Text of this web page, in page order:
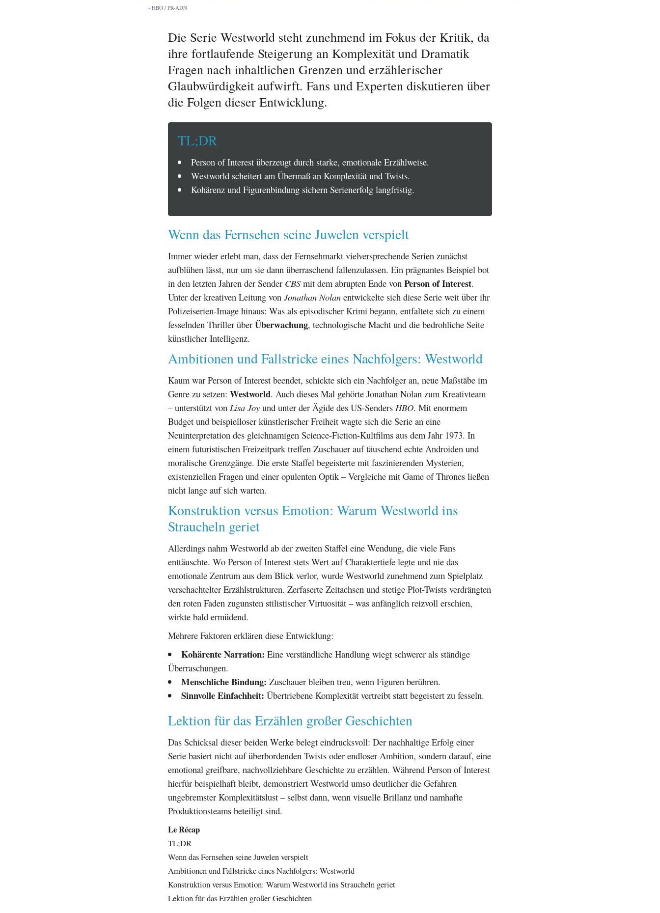
HBO / PR-ADN
Die Serie Westworld steht zunehmend im Fokus der Kritik, da
ihre fortlaufende Steigerung an Komplexität und Dramatik
Fragen nach inhaltlichen Grenzen und erzählerischer
Glaubwürdigkeit aufwirft. Fans und Experten diskutieren über
die Folgen dieser Entwicklung.
TL;DR
Person of Interest überzeugt durch starke, emotionale Erzählweise.
Westworld scheitert am Übermaß an Komplexität und Twists.
Kohärenz und Figurenbindung sichern Serienerfolg langfristig.
Wenn das Fernsehen seine Juwelen verspielt
Immer wieder erlebt man, dass der Fernsehmarkt vielversprechende Serien zunächst
aufblühen lässt, nur um sie dann überraschend fallenzulassen. Ein prägnantes Beispiel bot
in den letzten Jahren der Sender CBSmit dem abrupten Ende von Person of Interest.
Unter der kreativen Leitung von Jonathan Nolan entwickelte sich diese Serie weit über ihr
Polizeiserien-Image hinaus: Was als episodischer Krimi begann, entfaltete sich zu einem
fesselnden Thriller über Überwachung, technologische Macht und die bedrohliche Seite
künstlicher Intelligenz.
Ambitionen und Fallstricke eines Nachfolgers: Westworld
Kaum war Person of Interest beendet, schickte sich ein Nachfolger an, neue Maßstäbe im
Genre zu setzen: Westworld. Auch dieses Mal gehörte Jonathan Nolan zum Kreativteam
– unterstützt von Lisa Joy und unter der Ägide des US-Senders HBO. Mit enormem
Budget und beispielloser künstlerischer Freiheit wagte sich die Serie an eine
Neuinterpretation des gleichnamigen Science-Fiction-Kultfilms aus dem Jahr 1973. In
einem futuristischen Freizeitpark treffen Zuschauer auf täuschend echte Androiden und
moralische Grenzgänge. Die erste Staffel begeisterte mit faszinierenden Mysterien,
existenziellen Fragen und einer opulenten Optik – Vergleiche mit Game of Thrones ließen
nicht lange auf sich warten.
Konstruktion versus Emotion: Warum Westworld ins
Straucheln geriet
Allerdings nahm Westworld ab der zweiten Staffel eine Wendung, die viele Fans
enttäuschte. Wo Person of Interest stets Wert auf Charaktertiefe legte und nie das
emotionale Zentrum aus dem Blick verlor, wurde Westworld zunehmend zum Spielplatz
verschachtelter Erzählstrukturen. Zerfaserte Zeitachsen und stetige Plot-Twists verdrängten
den roten Faden zugunsten stilistischer Virtuosität – was anfänglich reizvoll erschien,
wirkte bald ermüdend.
Mehrere Faktoren erklären diese Entwicklung:
Kohärente Narration: Eine verständliche Handlung wiegt schwerer als ständige
Überraschungen.
Menschliche Bindung: Zuschauer bleiben treu, wenn Figuren berühren.
Sinnvolle Einfachheit: Übertriebene Komplexität vertreibt statt begeistert zu fesseln.
Lektion für das Erzählen großer Geschichten
Das Schicksal dieser beiden Werke belegt eindrucksvoll: Der nachhaltige Erfolg einer
Serie basiert nicht auf überbordenden Twists oder endloser Ambition, sondern darauf, eine
emotional greifbare, nachvollziehbare Geschichte zu erzählen. Während Person of Interest
hierfür beispielhaft bleibt, demonstriert Westworld umso deutlicher die Gefahren
ungebremster Komplexitätslust – selbst dann, wenn visuelle Brillanz und namhafte
Produktionsteams beteiligt sind.
Le Récap
TL;DR
Wenn das Fernsehen seine Juwelen verspielt
Ambitionen und Fallstricke eines Nachfolgers: Westworld
Konstruktion versus Emotion: Warum Westworld ins Straucheln geriet
Lektion für das Erzählen großer Geschichten